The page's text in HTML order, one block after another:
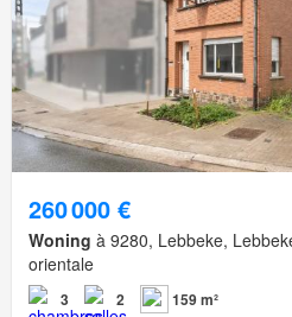
260 000 €
Woning à 9280, Lebbeke,
orientale
3 2 159 m²